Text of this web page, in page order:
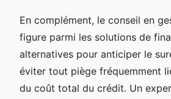
En complément, le conseil en
figure parmi les solutions de
alternatives pour anticiper le
éviter tout piège fréquemment
du coût total du crédit. Un